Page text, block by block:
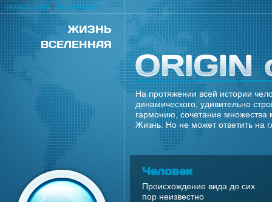
ЖИЗНЬ
ВСЕЛЕННАЯ
На протяжении всей истории
динамического, удивительно
гармонию, сочетание множества
Жизнь. Но не может ответить на
Человек
Происхождение вида до сих
пор неизвестно
регистрация|авторизация